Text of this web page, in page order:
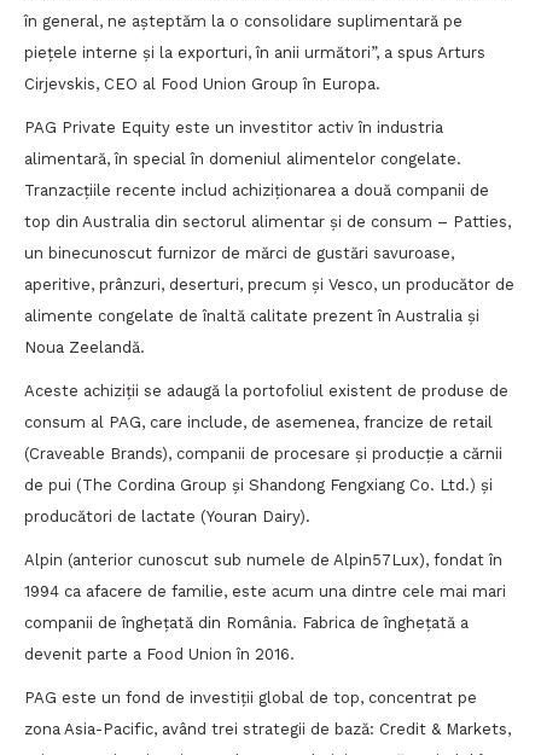
în general, ne așteptăm la o consolidare suplimentară pe
piețele interne și la exporturi, în anii următori”, a spus Arturs
Cirjevskis, CEO al Food Union Group în Europa.
PAG Private Equity este un investitor activ în industria
alimentară, în special în domeniul alimentelor congelate.
Tranzacțiile recente includ achiziționarea a două companii de
top din Australia din sectorul alimentar și de consum – Patties,
un binecunoscut furnizor de mărci de gustări savuroase,
aperitive, prânzuri, deserturi, precum și Vesco, un producător de
alimente congelate de înaltă calitate prezent în Australia și
Noua Zeelandă.
Aceste achiziții se adaugă la portofoliul existent de produse de
consum al PAG, care include, de asemenea, francize de retail
(Craveable Brands), companii de procesare și producție a cărnii
de pui (The Cordina Group și Shandong Fengxiang Co. Ltd.) și
producători de lactate (Youran Dairy).
Alpin (anterior cunoscut sub numele de Alpin57Lux), fondat în
1994 ca afacere de familie, este acum una dintre cele mai mari
companii de înghețată din România. Fabrica de înghețată a
devenit parte a Food Union în 2016.
PAG este un fond de investiții global de top, concentrat pe
zona Asia-Pacific, având trei strategii de bază: Credit & Markets,